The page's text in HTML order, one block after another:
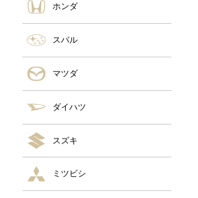
ホンダ
スバル
マツダ
ダイハツ
スズキ
ミツビシ